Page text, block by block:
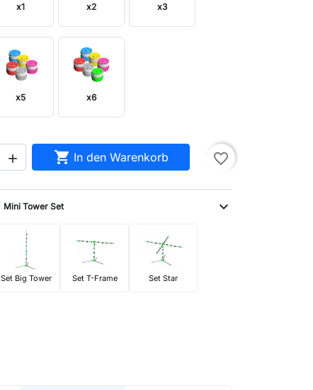
x1 x2 x3
x5 x6
  In den Warenkorb favorite_border
Mini Tower Set expand_more
Set Big Tower Set T-Frame Set Star